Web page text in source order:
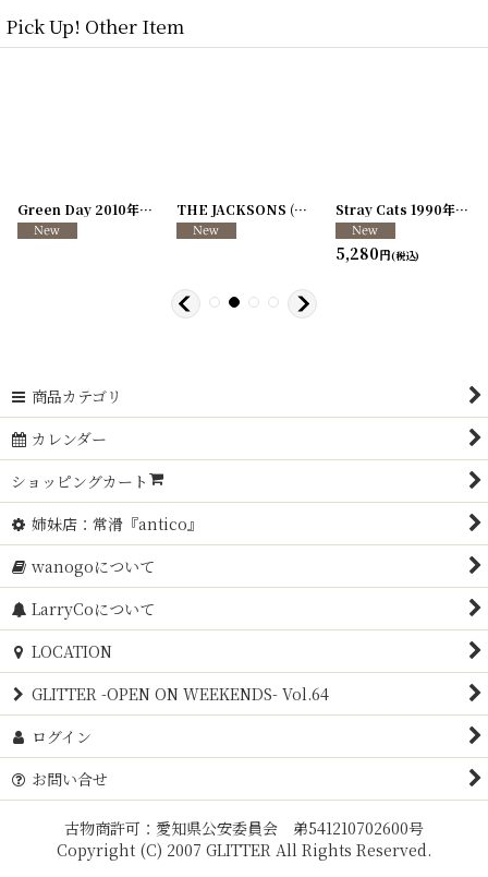
Pick Up! Other Item
42] [250117-38 ]
Green Day 2010年 21st Century Breakdown Tour ラミネート [250117-11
THE JACKSONS (Michael Jackson) 1984年 Victory Tour Stray Cats 1990年 World Tour ラミネート
5,280円(税込)
商品カテゴリ
カレンダー
ショッピングカート
姉妹店：常滑『antico』
wanogoについて
LarryCoについて
LOCATION
GLITTER -OPEN ON WEEKENDS- Vol.64
ログイン
お問い合せ
古物商許可：愛知県公安委員会 弟541210702600号
Copyright (C) 2007 GLITTER All Rights Reserved.